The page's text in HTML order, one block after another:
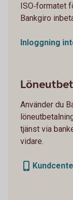
ISO‑formatet
Bankgiro
Inloggning
Använder du
tjänst via
vidare.